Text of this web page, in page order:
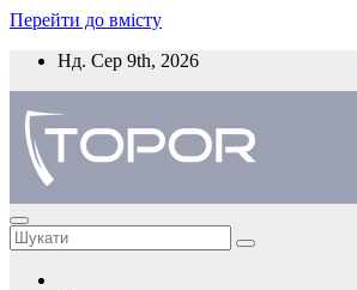
Перейти до вмісту
Нд. Сер 9th, 2026